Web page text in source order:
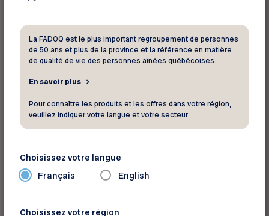
des bottes d’hiver, spécialement conçues pour
faire face aux intempéries — semelles en
caoutchouc, talons larges. Elles offrent une
Faites l’acquisition de crampons que vous
pourrez placer sous vos bottes, au besoin, et
l’adhérence au sol et améliorent la stabilité sur la
glace. Faciles à mettre, peu coûteux et peu
encombrants, ils n’ont pas leur pareil pour
La FADOQ est le plus important regroupement de personnes
de 50 ans et plus de la province et la référence en matière
de qualité de vie des personnes aînées québécoises.
En savoir plus
Pour connaître les produits et les offres dans votre région,
veuillez indiquer votre langue et votre secteur.
Choisissez votre langue
Français English
Choisissez votre région